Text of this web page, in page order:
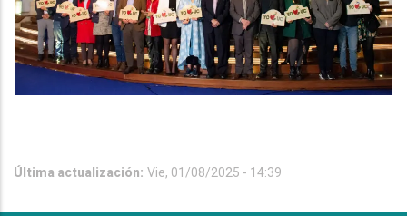
Última actualización: Vie, 01/08/2025 - 14:39